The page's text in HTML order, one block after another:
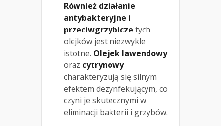
Również działanie
antybakteryjne i
przeciwgrzybicze tych
olejków jest niezwykle
istotne. Olejek lawendowy
oraz cytrynowy
charakteryzują się silnym
efektem dezynfekującym, co
czyni je skutecznymi w
eliminacji bakterii i grzybów.